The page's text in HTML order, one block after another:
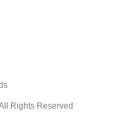
Rights Reserved